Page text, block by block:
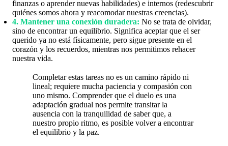
finanzas o aprender nuevas habilidades) e internos (redescubrir
quiénes somos ahora y reacomodar nuestras creencias).
4. Mantener una conexión duradera: No se trata de olvidar,
sino de encontrar un equilibrio. Significa aceptar que el ser
querido ya no está físicamente, pero sigue presente en el
corazón y los recuerdos, mientras nos permitimos rehacer
nuestra vida.
Completar estas tareas no es un camino rápido ni
lineal; requiere mucha paciencia y compasión con
uno mismo. Comprender que el duelo es una
adaptación gradual nos permite transitar la
ausencia con la tranquilidad de saber que, a
nuestro propio ritmo, es posible volver a encontrar
el equilibrio y la paz.